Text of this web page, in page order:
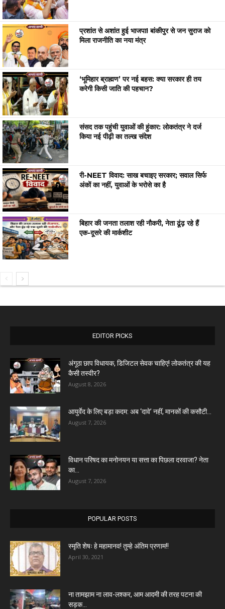
प्रशांत से अशांत हुई भाजपा! बांकीपुर से जन सुराज को
मिला राजनीति का नया मंत्र
‘भूमिहार ब्राह्मण’ पर नई बहस: क्या सरकार ही तय
करेगी किसी जाति की पहचान?
संसद तक पहुंची युवाओं की हुंकार: लोकतंत्र ने दर्ज
किया नई पीढ़ी का तल्ख संदेश
री-NEET विवाद: साख बचाइए सरकार; सवाल सिर्फ
अंकों का नहीं, युवाओं के भरोसे का है
बिहार की जनता तलाश रही नौकरी, नेता ढूंढ़ रहे हैं
एक-दूसरे की मार्कशीट
EDITOR PICKS
अंगूठा छाप विधायक, डिजिटल सेवक चाहिए! लोकतंत्र की यह
कैसी तस्वीर?
August 8, 2026
आयुर्वेद के लिए बड़ा कदम: अब ‘दावे’ नहीं, मानकों की कसौटी...
August 7, 2026
विधान परिषद का मनोनयन या सत्ता का पिछला दरवाजा? नेता
का...
August 7, 2026
POPULAR POSTS
स्मृति शेषः हे महामानव! तुम्हे अंतिम प्रणाम!!
April 30, 2021
ना तामझाम ना लाव-लश्कर, आम आदमी की तरह पटना की
सड़क...